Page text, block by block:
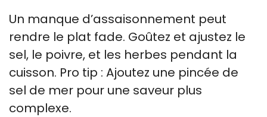
Un manque d’assaisonnement peut
rendre le plat fade. Goûtez et ajustez le
sel, le poivre, et les herbes pendant la
cuisson. Pro tip : Ajoutez une pincée de
sel de mer pour une saveur plus
complexe.